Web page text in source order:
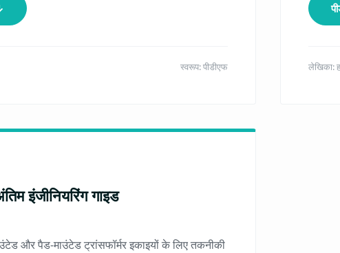
स्वरूप: पीडीएफ लेखिका:
इंजीनियरिंग गाइड
और पैड-माउंटेड ट्रांसफॉर्मर इकाइयों के लिए तकनीकी